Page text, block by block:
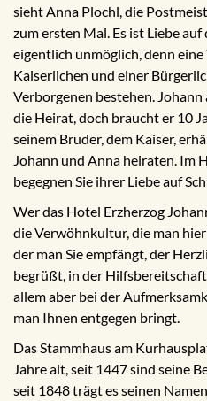
sieht Anna Plochl, die
zum ersten Mal. Es ist Liebe
eigentlich unmöglich, denn
Kaiserlichen und einer
Verborgenen bestehen.
die Heirat, doch braucht er 10
seinem Bruder, dem Kaiser,
Johann und Anna heiraten. Im
begegnen Sie ihrer Liebe auf
Wer das Hotel Erzherzog
die Verwöhnkultur, die man
der man Sie empfängt, der
begrüßt, in der
allem aber bei der
man Ihnen entgegen bringt.
Das Stammhaus am
Jahre alt, seit 1447 sind seine
seit 1848 trägt es seinen